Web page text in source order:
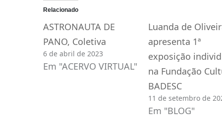
Relacionado
ASTRONAUTA DE
PANO, Coletiva
6 de abril de 2023
Em "ACERVO VIRTUAL"
Luanda de
apresenta 1ª
exposição
na Fundação
BADESC
11 de setembro de
Em "BLOG"